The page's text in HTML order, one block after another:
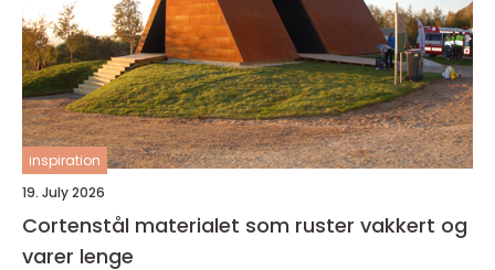
inspiration
19. July 2026
Cortenstål materialet som ruster vakkert og
varer lenge